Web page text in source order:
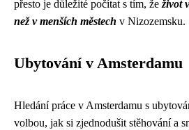
přesto je důležité počítat s tím, že život
než v menších městech v Nizozemsku.
Ubytování v Amsterdamu
Hledání práce v Amsterdamu s
volbou, jak si zjednodušit stěhování a